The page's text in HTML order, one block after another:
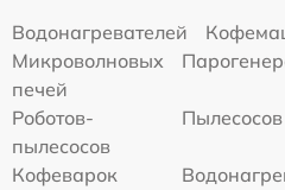
Водонагревателей
Микроволновых
печей
Роботов-
пылесосов
Пылесосов
Кофеварок